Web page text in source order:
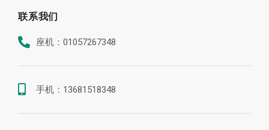
联系我们
座机：01057267348
手机：13681518348